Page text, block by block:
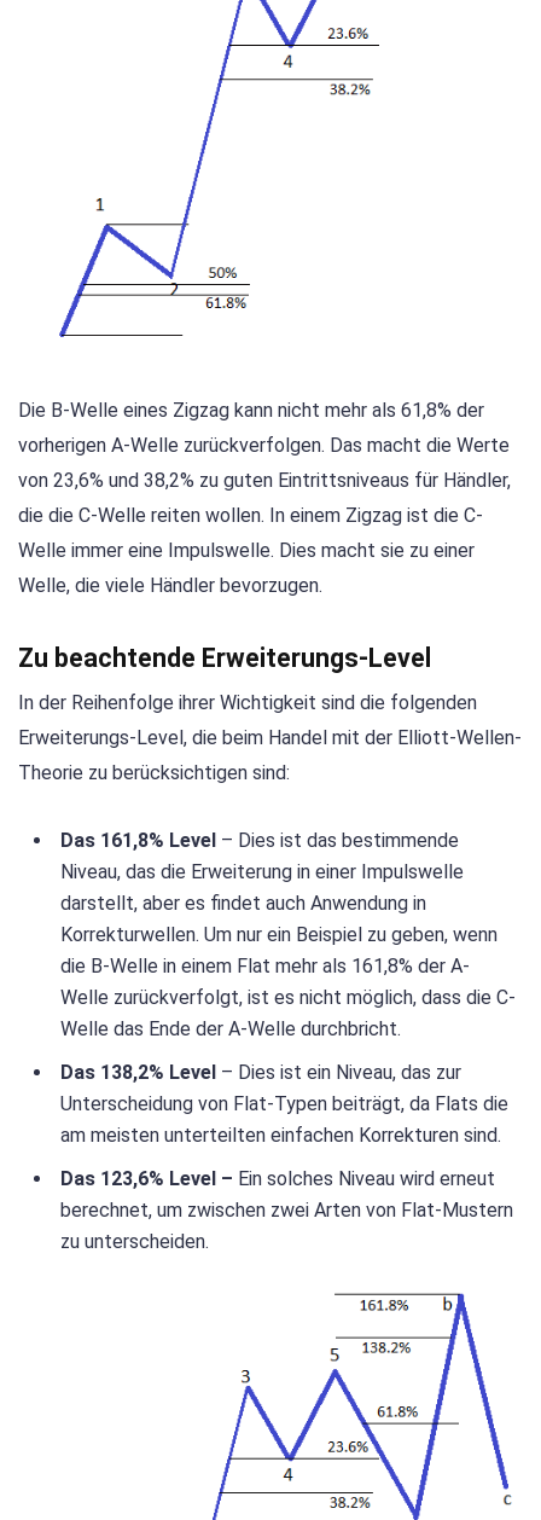
Die B-Welle eines Zigzag kann nicht mehr als 61,8% der
vorherigen A-Welle zurückverfolgen. Das macht die Werte
von 23,6% und 38,2% zu guten Eintrittsniveaus für Händler,
die die C-Welle reiten wollen. In einem Zigzag ist die C-
Welle immer eine Impulswelle. Dies macht sie zu einer
Welle, die viele Händler bevorzugen.
Zu beachtende Erweiterungs-Level
In der Reihenfolge ihrer Wichtigkeit sind die folgenden
Erweiterungs-Level, die beim Handel mit der Elliott-Wellen-
Theorie zu berücksichtigen sind:
Das 161,8% Level – Dies ist das bestimmende
Niveau, das die Erweiterung in einer Impulswelle
darstellt, aber es findet auch Anwendung in
Korrekturwellen. Um nur ein Beispiel zu geben, wenn
die B-Welle in einem Flat mehr als 161,8% der A-
Welle zurückverfolgt, ist es nicht möglich, dass die C-
Welle das Ende der A-Welle durchbricht.
Das 138,2% Level – Dies ist ein Niveau, das zur
Unterscheidung von Flat-Typen beiträgt, da Flats die
am meisten unterteilten einfachen Korrekturen sind.
Das 123,6% Level – Ein solches Niveau wird erneut
berechnet, um zwischen zwei Arten von Flat-Mustern
zu unterscheiden.